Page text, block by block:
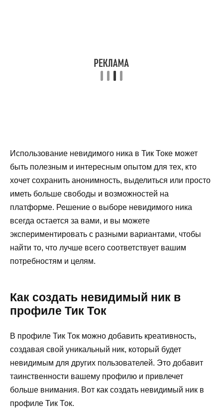
Использование невидимого ника в Тик Токе может
быть полезным и интересным опытом для тех, кто
хочет сохранить анонимность, выделиться или просто
иметь больше свободы и возможностей на
платформе. Решение о выборе невидимого ника
всегда остается за вами, и вы можете
экспериментировать с разными вариантами, чтобы
найти то, что лучше всего соответствует вашим
потребностям и целям.
Как создать невидимый ник в
профиле Тик Ток
В профиле Тик Ток можно добавить креативность,
создавая свой уникальный ник, который будет
невидимым для других пользователей. Это добавит
таинственности вашему профилю и привлечет
больше внимания. Вот как создать невидимый ник в
профиле Тик Ток.